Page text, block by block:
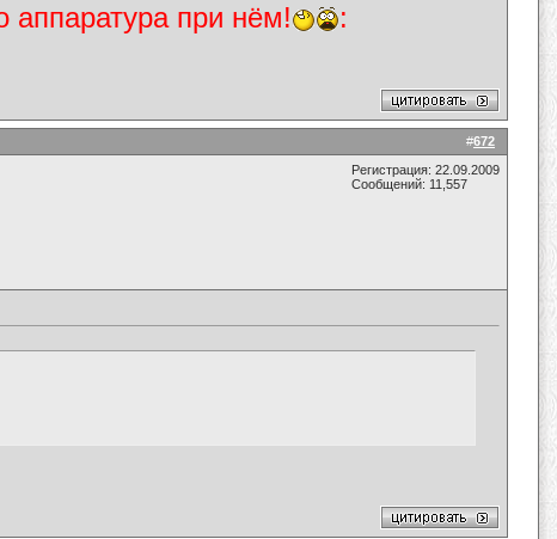
аппаратура при нём! :
#672
Регистрация: 22.09.2009
Сообщений: 11,557